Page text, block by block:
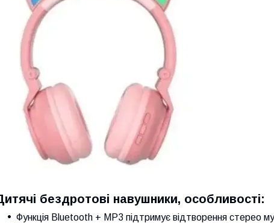
бездротові навушники, особливості:
Функція Bluetooth + MP3 підтримує відтворення стерео